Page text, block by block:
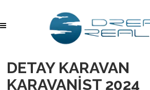
DETAY KARAVAN
KARAVANİST 2024